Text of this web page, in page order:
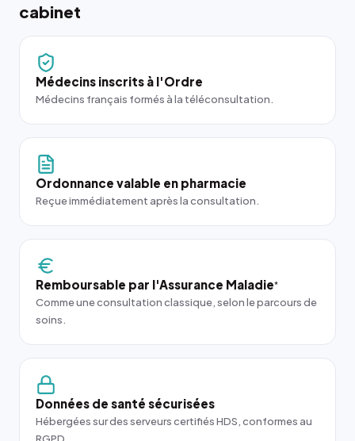
cabinet
Médecins inscrits à l'Ordre
Médecins français formés à la téléconsultation.
Ordonnance valable en pharmacie
Reçue immédiatement après la consultation.
Remboursable par l'Assurance Maladie*
Comme une consultation classique, selon le parcours de
soins.
Données de santé sécurisées
Hébergées sur des serveurs certifiés HDS, conformes au
RGPD.